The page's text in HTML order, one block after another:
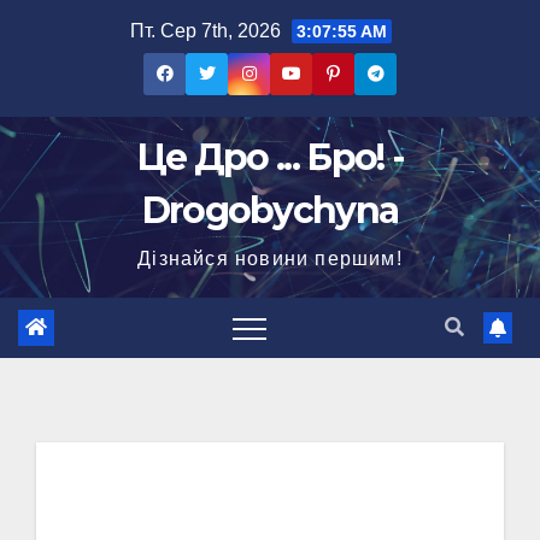
Пт. Сер 7th, 2026 3:07:56 AM
Це Дро ... Бро! -
Drogobychyna
Дізнайся новини першим!